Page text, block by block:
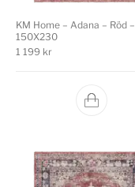
KM Home – Adana – Röd –
150X230
1 199 kr